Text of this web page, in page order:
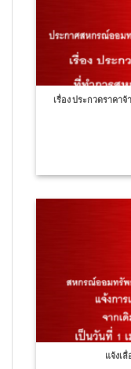
เรื่อง ประกวดราคา
แจ้งเ